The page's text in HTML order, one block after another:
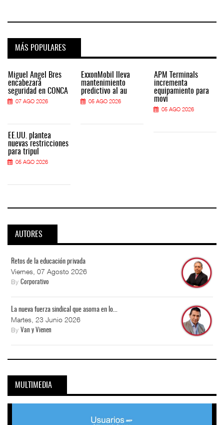
MÁS POPULARES
Miguel Ángel Bres
encabezará
seguridad en CONCA
07 AGO 2026
EE.UU. plantea
nuevas restricciones
para tripul
05 AGO 2026
ExxonMobil lleva
mantenimiento
predictivo al au
05 AGO 2026
APM Terminals
incrementa
equipamiento para
movi
05 AGO 2026
AUTORES
Retos de la educación privada
Viernes, 07 Agosto 2026
By Corporativo
La nueva fuerza sindical que asoma en lo...
Martes, 23 Junio 2026
By Van y Vienen
MULTIMEDIA